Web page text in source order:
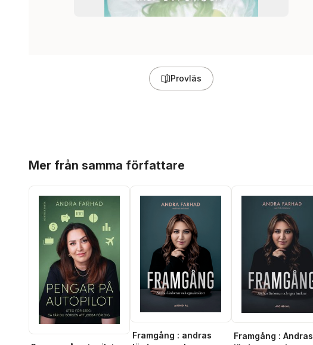
Provläs
Mer från samma författare
Framgång : andras
Framgång : Andras